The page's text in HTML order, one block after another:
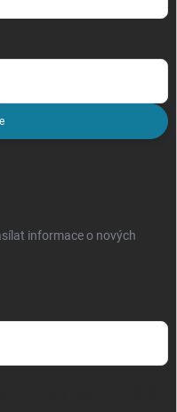
informace o nových